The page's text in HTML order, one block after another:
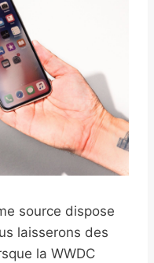
source dispose
laisserons des
la WWDC